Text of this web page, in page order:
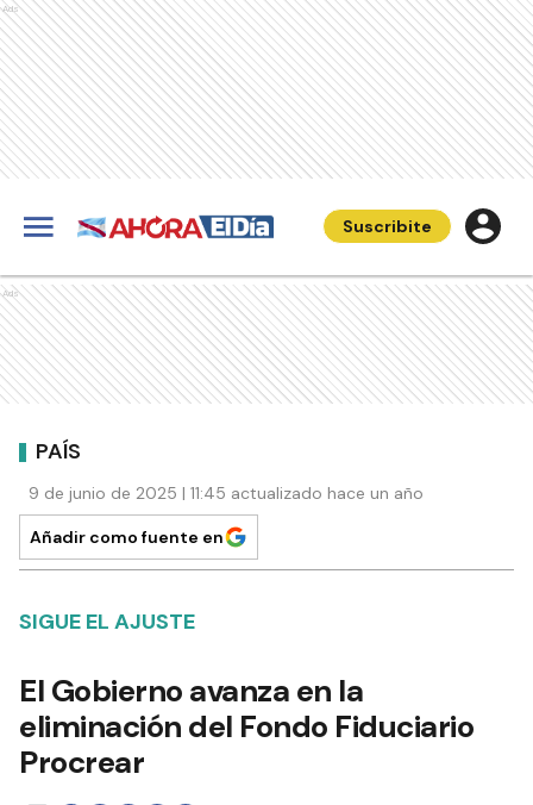
Ads
Suscribite
Ads
PAÍS
9 de junio de 2025 | 11:45 actualizado hace un año
Añadir como fuente en
SIGUE EL AJUSTE
El Gobierno avanza en la
eliminación del Fondo Fiduciario
Procrear